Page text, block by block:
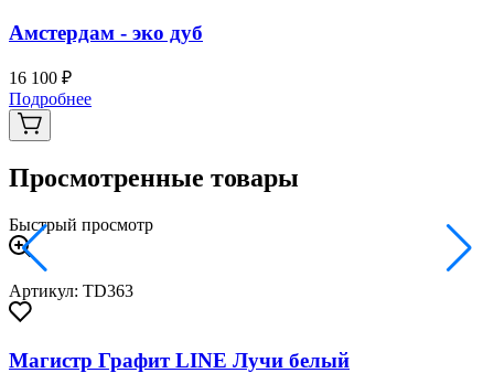
Амстердам - эко дуб
16 100 ₽
Подробнее
Просмотренные товары
Быстрый просмотр
Артикул: TD363
Магистр Графит LINE Лучи белый